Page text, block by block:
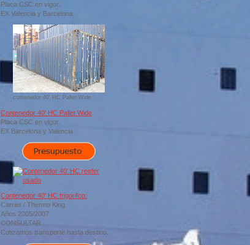
Placa CSC en vigor.
EX Valencia y Barcelona
contenedor 40' HC Pallet Wide
Contenedor 40' HC Pallet Wide
Placa CSC en vigor.
EX Barcelona y Valencia
Contenedor 40' HC frigorifco:
Carrier / Thermo King
Años 2005/2007
CONSULTAR
Cotizamos transporte hasta destino.